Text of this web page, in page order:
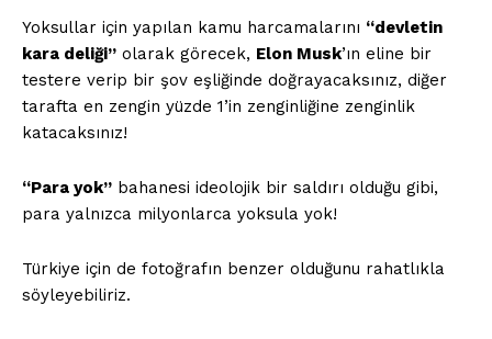
ÖZEL İÇERİKLERİMİZİ
İNCELEYİN
Yoksullar için yapılan kamu harcamalarını “devletin
kara deliği” olarak görecek, Elon Musk’ın eline bir
testere verip bir şov eşliğinde doğrayacaksınız, diğer
tarafta en zengin yüzde 1’in zenginliğine zenginlik
katacaksınız!
“Para yok” bahanesi ideolojik bir saldırı olduğu gibi,
para yalnızca milyonlarca yoksula yok!
Türkiye için de fotoğrafın benzer olduğunu rahatlıkla
söyleyebiliriz.